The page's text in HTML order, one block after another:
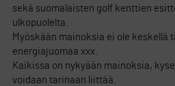
sekä suomalaisten golf kenttien
ulkopuolelta.
Myöskään mainoksia ei ole keskellä
energiajuomaa xxx.
Kaikissa on nykyään mainoksia,
voidaan tarinaan liittää.